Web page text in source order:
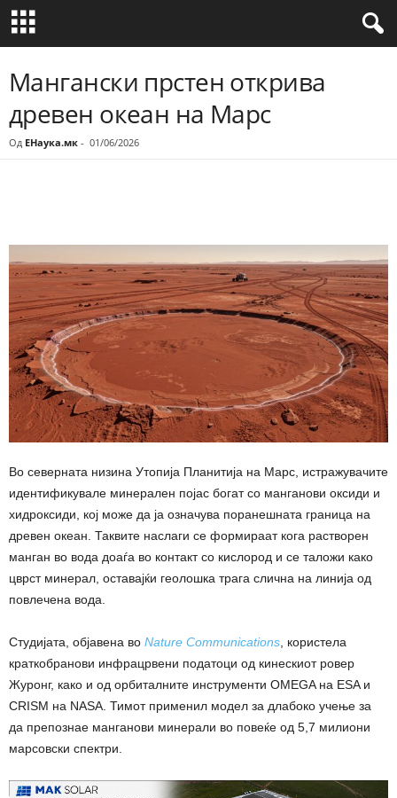
Мангански прстен открива
древен океан на Марс
Од ЕНаука.мк - 01/06/2026
Во северната низина Утопија Планитија на Марс, истражувачите
идентификувале минерален појас богат со манганови оксиди и
хидроксиди, кој може да ја означува поранешната граница на
древен океан. Таквите наслаги се формираат кога растворен
манган во вода доаѓа во контакт со кислород и се таложи како
цврст минерал, оставајќи геолошка трага слична на линија од
повлечена вода.
Студијата, објавена во Nature Communications , користела
краткобранови инфрацрвени податоци од кинескиот ровер
Журонг, како и од орбиталните инструменти OMEGA на ESA и
CRISM на NASA. Тимот применил модел за длабоко учење за
да препознае манганови минерали во повеќе од 5,7 милиони
марсовски спектри.